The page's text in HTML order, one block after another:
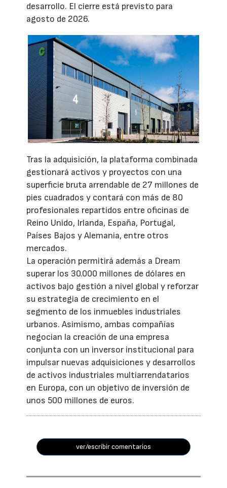
desarrollo. El cierre está previsto para
agosto de 2026.
Tras la adquisición, la plataforma combinada
gestionará activos y proyectos con una
superficie bruta arrendable de 27 millones de
pies cuadrados y contará con más de 80
profesionales repartidos entre oficinas de
Reino Unido, Irlanda, España, Portugal,
Países Bajos y Alemania, entre otros
mercados.
La operación permitirá además a Dream
superar los 30.000 millones de dólares en
activos bajo gestión a nivel global y reforzar
su estrategia de crecimiento en el
segmento de los inmuebles industriales
urbanos. Asimismo, ambas compañías
negocian la creación de una empresa
conjunta con un inversor institucional para
impulsar nuevas adquisiciones y desarrollos
de activos industriales multiarrendatarios
en Europa, con un objetivo de inversión de
unos 500 millones de euros.
ver/escribir comentarios